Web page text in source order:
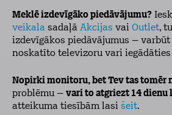
Meklē izdevīgāko piedāvājumu?
veikala sadaļā Akcijas vai Outlet,
izdevīgākos piedāvājumus –
noskatīto televizoru vari
Nopirki monitoru, bet Tev tas tomēr
problēmu – vari to atgriezt 14 dienu
atteikuma tiesībām lasi šeit.